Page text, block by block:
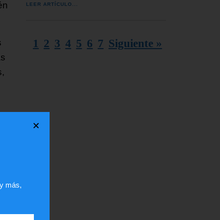
LEER ARTÍCULO...
1 2 3 4 5 6 7 Siguiente »
más,